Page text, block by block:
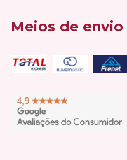
Meios de envio